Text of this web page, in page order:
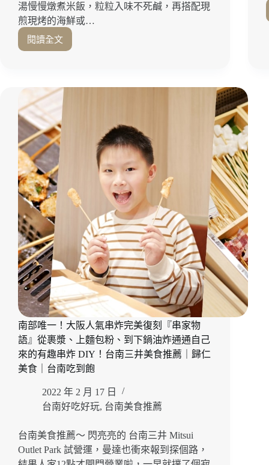
湯慢慢燉煮米飯，粒粒入味不死鹹，再搭配現
煎現烤的海鮮或…
閱讀全文
台
晚
推
薦
｜
儀
式
感
滿
滿
一
飯
三
吃
超
滿
足
「Mochi
Mochi
鬆
餅
屋」
超
湃
炙
干
貝
蝦
南部唯一！大阪人氣串炸完美復刻『串家物
語』從裹漿、上麵包粉、到下鍋油炸通通自己
來的有趣串炸 DIY！台南三井美食推薦｜歸仁
美食｜台南吃到飽
2022 年 2 月 17 日
台南好吃好玩, 台南美食推薦
台南美食推薦～ 閃亮亮的 台南三井 Mitsui
Outlet Park 試營運，曼達也衝來報到探個路，